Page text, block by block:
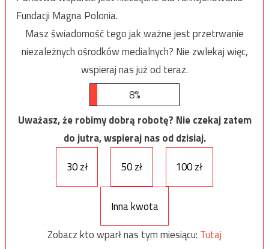
Fundacji Magna Polonia.
Masz świadomość tego jak ważne jest przetrwanie
niezależnych ośrodków medialnych? Nie zwlekaj więc,
wspieraj nas już od teraz.
8%
Uważasz, że robimy dobrą robotę? Nie czekaj zatem
do jutra, wspieraj nas od dzisiaj.
30 zł
50 zł 100 zł
Inna kwota
Zobacz kto wparł nas tym miesiącu: Tutaj